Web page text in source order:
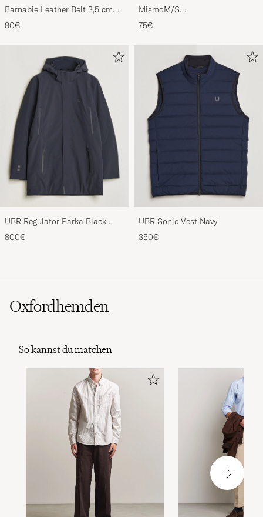
Barnabie Leather Belt 3,5 cm
Black
80€
MismoM/S
CardholderNavy/Dark Brown
75€
UBR Regulator Parka Black
Storm
800€
UBR Sonic Vest Navy
350€
Oxfordhemden
So kannst du matchen